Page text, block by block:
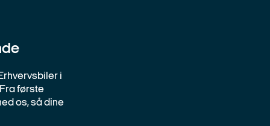
i
første
os, så dine